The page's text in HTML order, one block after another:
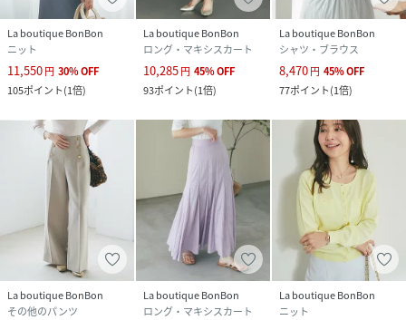
La boutique BonBon
ニット
11,550円 30%OFF
105ポイント(1倍)
La boutique BonBon
ロング・マキシスカート
10,285円 45%OFF
93ポイント(1倍)
La boutique BonBon
シャツ・ブラウス
8,470円 45%OFF
77ポイント(1倍)
La boutique BonBon
その他のパンツ
La boutique BonBon
ロング・マキシスカート
La boutique BonBon
ニット